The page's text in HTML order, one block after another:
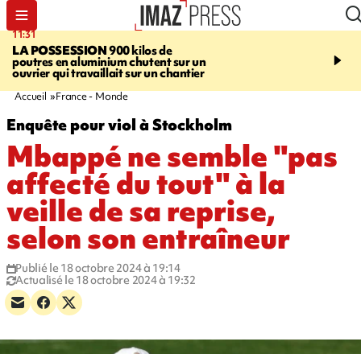
11:31
LA POSSESSION900 kilos de
poutres en aluminium chutent sur un
ouvrier qui travaillait sur un chantier
15:26
L'athlète handsportif
Accueil France - Monde
Enquête pour viol à Stockholm
Mbappé ne semble "pas
affecté du tout" à la
veille de sa reprise,
selon son entraîneur
Publié le 18 octobre 2024 à 19:14
Actualisé le 18 octobre 2024 à 19:32